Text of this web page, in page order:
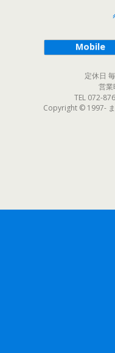
Mobile
定休日
営
TEL 072-
Copyright © 1997- ま